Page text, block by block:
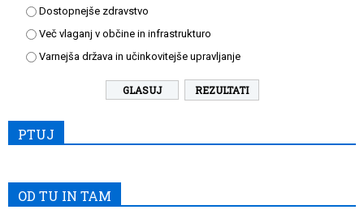
Dostopnejše zdravstvo
Več vlaganj v občine in infrastrukturo
Varnejša država in učinkovitejše upravljanje
REZULTATI
PTUJ
OD TU IN TAM